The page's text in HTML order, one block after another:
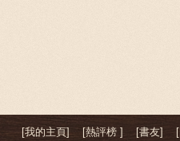
[我的主頁] [熱評榜 ] [書友]